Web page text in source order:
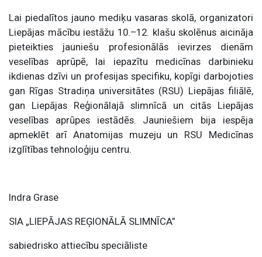
Lai piedalītos jauno mediķu vasaras skolā, organizatori
Liepājas mācību iestāžu 10.–12. klašu skolēnus aicināja
pieteikties jauniešu profesionālās ievirzes dienām
veselības aprūpē, lai iepazītu medicīnas darbinieku
ikdienas dzīvi un profesijas specifiku, kopīgi darbojoties
gan Rīgas Stradiņa universitātes (RSU) Liepājas filiālē,
gan Liepājas Reģionālajā slimnīcā un citās Liepājas
veselības aprūpes iestādēs. Jauniešiem bija iespēja
apmeklēt arī Anatomijas muzeju un RSU Medicīnas
izglītības tehnoloģiju centru.
Indra Grase
SIA „LIEPĀJAS REĢIONĀLĀ SLIMNĪCA”
sabiedrisko attiecību speciāliste